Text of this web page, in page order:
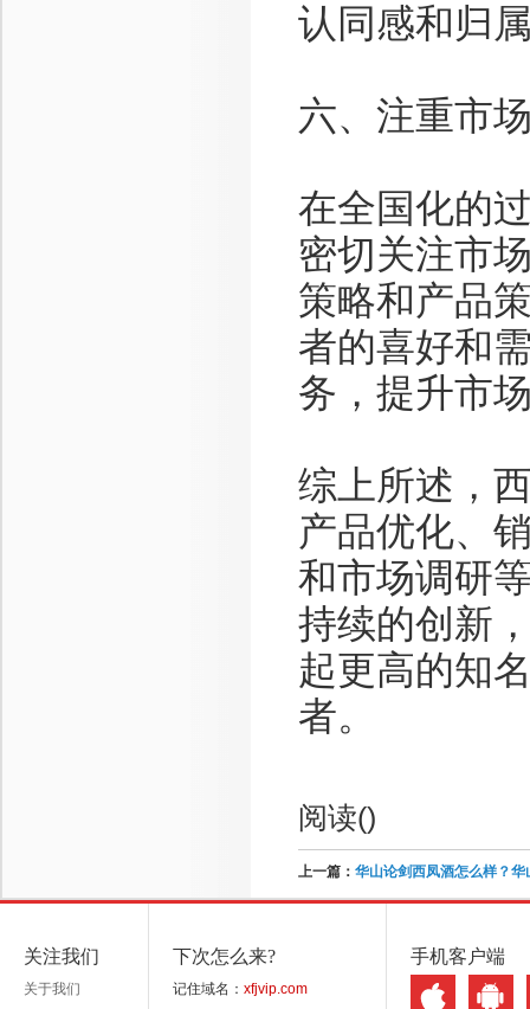
认同感和归
六、注重市
在全国化的
密切关注市
策略和产品
者的喜好和
务，提升市
综上所述，
产品优化、
和市场调研
持续的创新
起更高的知
者。
阅读()
上一篇： 华山论剑西凤酒怎么样？
关注我们
关于我们
下次怎么来?
记住域名： xfjvip.com
手机客户端